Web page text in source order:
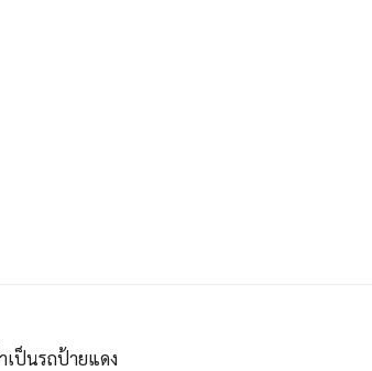
ป็นรถป้ายแดง